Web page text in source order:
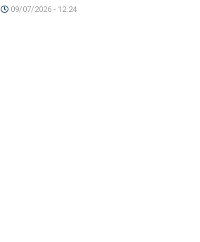
09/07/2026 - 12:24